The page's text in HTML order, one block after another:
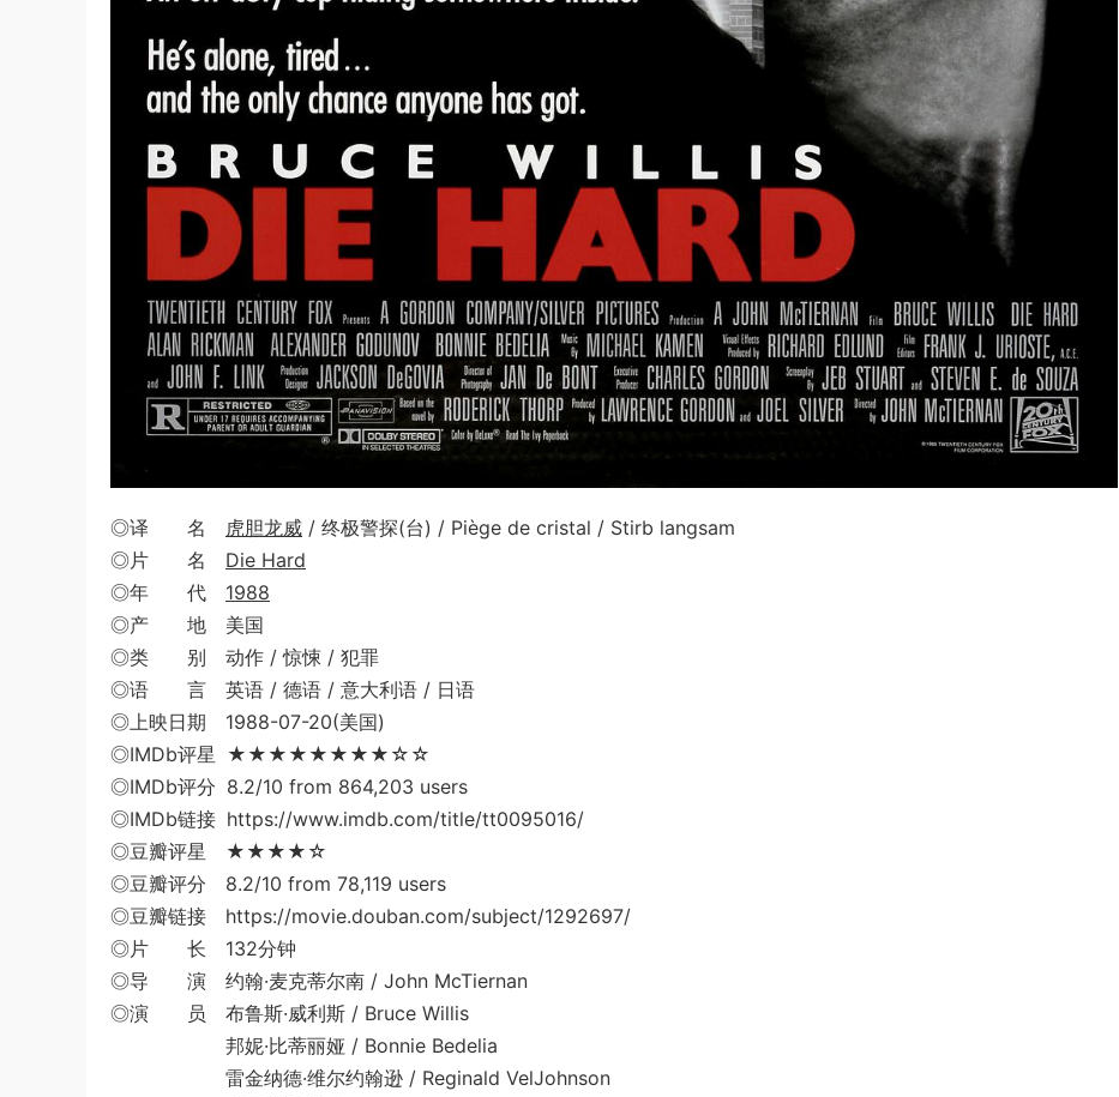
◎译 名 虎胆龙威 / 终极警探(台) / Piège de cristal / Stirb langsam
◎片 名 Die Hard
◎年 代 1988
◎产 地 美国
◎类 别 动作 / 惊悚 / 犯罪
◎语 言 英语 / 德语 / 意大利语 / 日语
◎上映日期 1988-07-20(美国)
◎IMDb评星 ★★★★★★★★☆☆
◎IMDb评分 8.2/10 from 864,203 users
◎IMDb链接 https://www.imdb.com/title/tt0095016/
◎豆瓣评星 ★★★★☆
◎豆瓣评分 8.2/10 from 78,119 users
◎豆瓣链接 https://movie.douban.com/subject/1292697/
◎片 长 132分钟
◎导 演 约翰·麦克蒂尔南 / John McTiernan
◎演 员 布鲁斯·威利斯 / Bruce Willis
邦妮·比蒂丽娅 / Bonnie Bedelia
雷金纳德·维尔约翰逊 / Reginald VelJohnson